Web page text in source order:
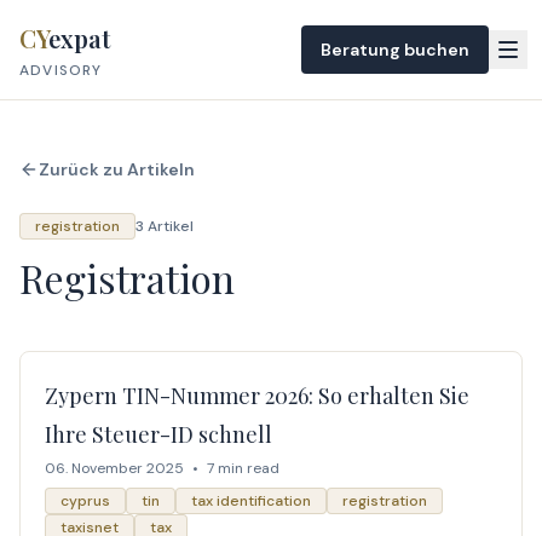
CYexpat
ADVISORY
Beratung buchen
Zurück zu Artikeln
registration 3 Artikel
Registration
Zypern TIN-Nummer 2026: So erhalten Sie
Ihre Steuer-ID schnell
06. November 2025 • 7 min read
cyprus
tin tax identification
registration
taxisnet
tax